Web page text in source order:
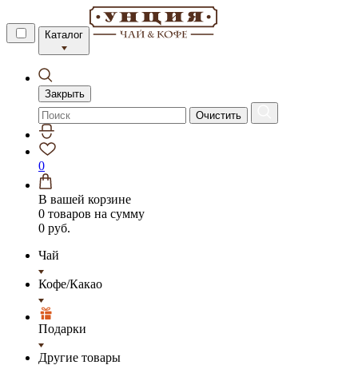
Каталог
Закрыть
Очистить
0
В вашей корзине
0 товаров на сумму
0 руб.
Чай
Кофе/Какао
Подарки
Другие товары